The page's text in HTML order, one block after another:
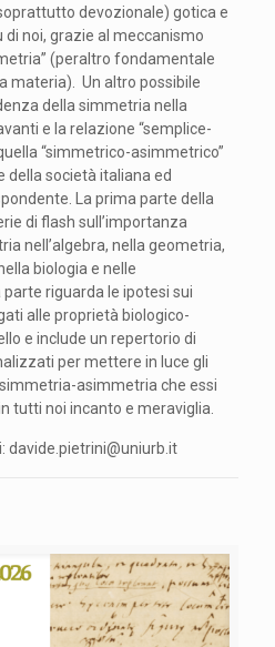
devozionale) gotica e
noi, grazie al meccanismo
(peraltro fondamentale
materia). Un altro possibile
della simmetria nella
e la relazione “semplice-
“simmetrico-asimmetrico”
della società italiana ed
La prima parte della
di flash sull’importanza
nell’algebra, nella geometria,
biologia e nelle
riguarda le ipotesi sui
alle proprietà biologico-
e include un repertorio di
per mettere in luce gli
asimmetria che essi
tutti noi incanto e meraviglia.
davide.pietrini@uniurb.it